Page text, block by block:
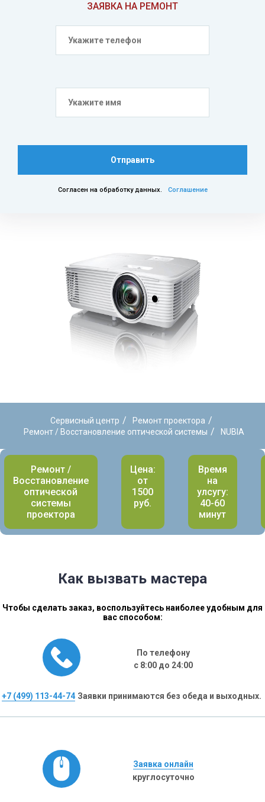
ЗАЯВКА НА РЕМОНТ
Отправить
Согласен на обработку данных. Соглашение
Сервисный центр / Ремонт проектора /
Ремонт / Восстановление оптической системы / NUBIA
Ремонт /
Восстановление
оптической
системы
проектора
Цена:
от
1500
руб.
Время
на
улсугу:
40-60
минут
Как вызвать мастера
Чтобы сделать заказ, воспользуйтесь наиболее удобным для
вас способом:
По телефону
с 8:00 до 24:00
+7 (499) 113-44-74 Заявки принимаются без обеда и выходных.
Заявка онлайн
круглосуточно